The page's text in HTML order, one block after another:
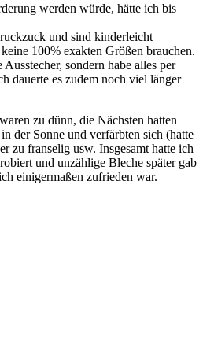
werden würde, hätte ich bis
und sind kinderleicht
100% exakten Größen brauchen.
sondern habe alles per
dauerte es zudem noch viel länger
zu dünn, die Nächsten hatten
der Sonne und verfärbten sich (hatte
zu franselig usw. Insgesamt hatte ich
und unzählige Bleche später gab
einigermaßen zufrieden war.